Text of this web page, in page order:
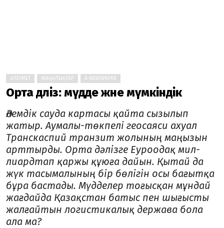
ӘЛЕУМЕТ ЖАҢАЛЫҚТАР A-NEWSPAPER
Орта дәліз: мүдде және мүмкіндік
Ә
лемдік сауда картасы қайта сызылып
жатыр. Аумалы-төкпелі геосаяси ахуал
Транскаспий транзит жолының маңызын
арттырды. Орта дәлізге Еуроодақ мил­
лиардтап қаржы құюға дайын. Қытай да
жүк тасымалының бір бөлігін осы бағытқа
бұра бастады. Мүдделер тоғысқан мұндай
жағдайда Қазақстан батыс пен шығысты
жалғай­тын логистикалық держава бола
ала ма?